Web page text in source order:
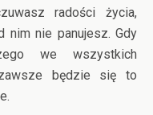
radości życia,
nim nie panujesz. Gdy
we wszystkich
będzie się to